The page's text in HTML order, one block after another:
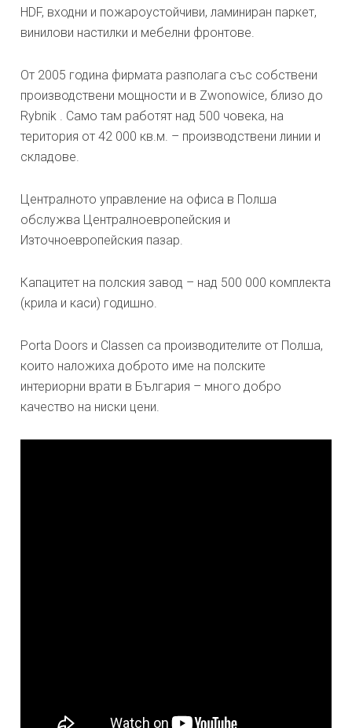
HDF, входни и пожароустойчиви, ламиниран паркет,
винилови настилки и мебелни фронтове.
От 2005 година фирмата разполага със собствени
производствени мощности и в Zwonowice, близо до
Rybnik . Само там работят над 500 човека, на
територия от 42 000 кв.м. – производствени линии и
складове.
Централното управление на офиса в Полша
обслужва Централноевропейския и
Източноевропейския пазар.
Капацитет на полския завод – над 500 000 комплекта
(крила и каси) годишно.
Porta Doors и Classen са производителите от Полша,
които наложиха доброто име на полските
интериорни врати в България – много добро
качество на ниски цени.